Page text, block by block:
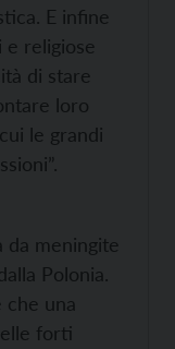
E infine
religiose
di stare
loro
le grandi
da meningite
Polonia.
che una
forti